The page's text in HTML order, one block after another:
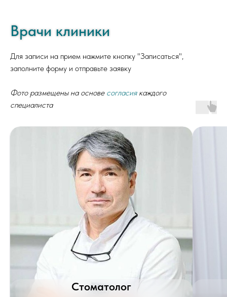
Врачи клиники
Для записи на прием нажмите кнопку "Записаться",
заполните форму и отправьте заявку
Фото размещены на основе согласиякаждого
специалиста
Стоматолог